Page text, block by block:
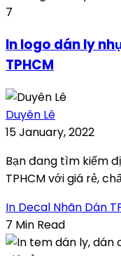
7
In logo dán ly
TPHCM
Duyên Lê
15 January, 2022
Bạn đang tìm kiếm
TPHCM với giá rẻ,
In Decal Nhãn Dán
7 Min Read